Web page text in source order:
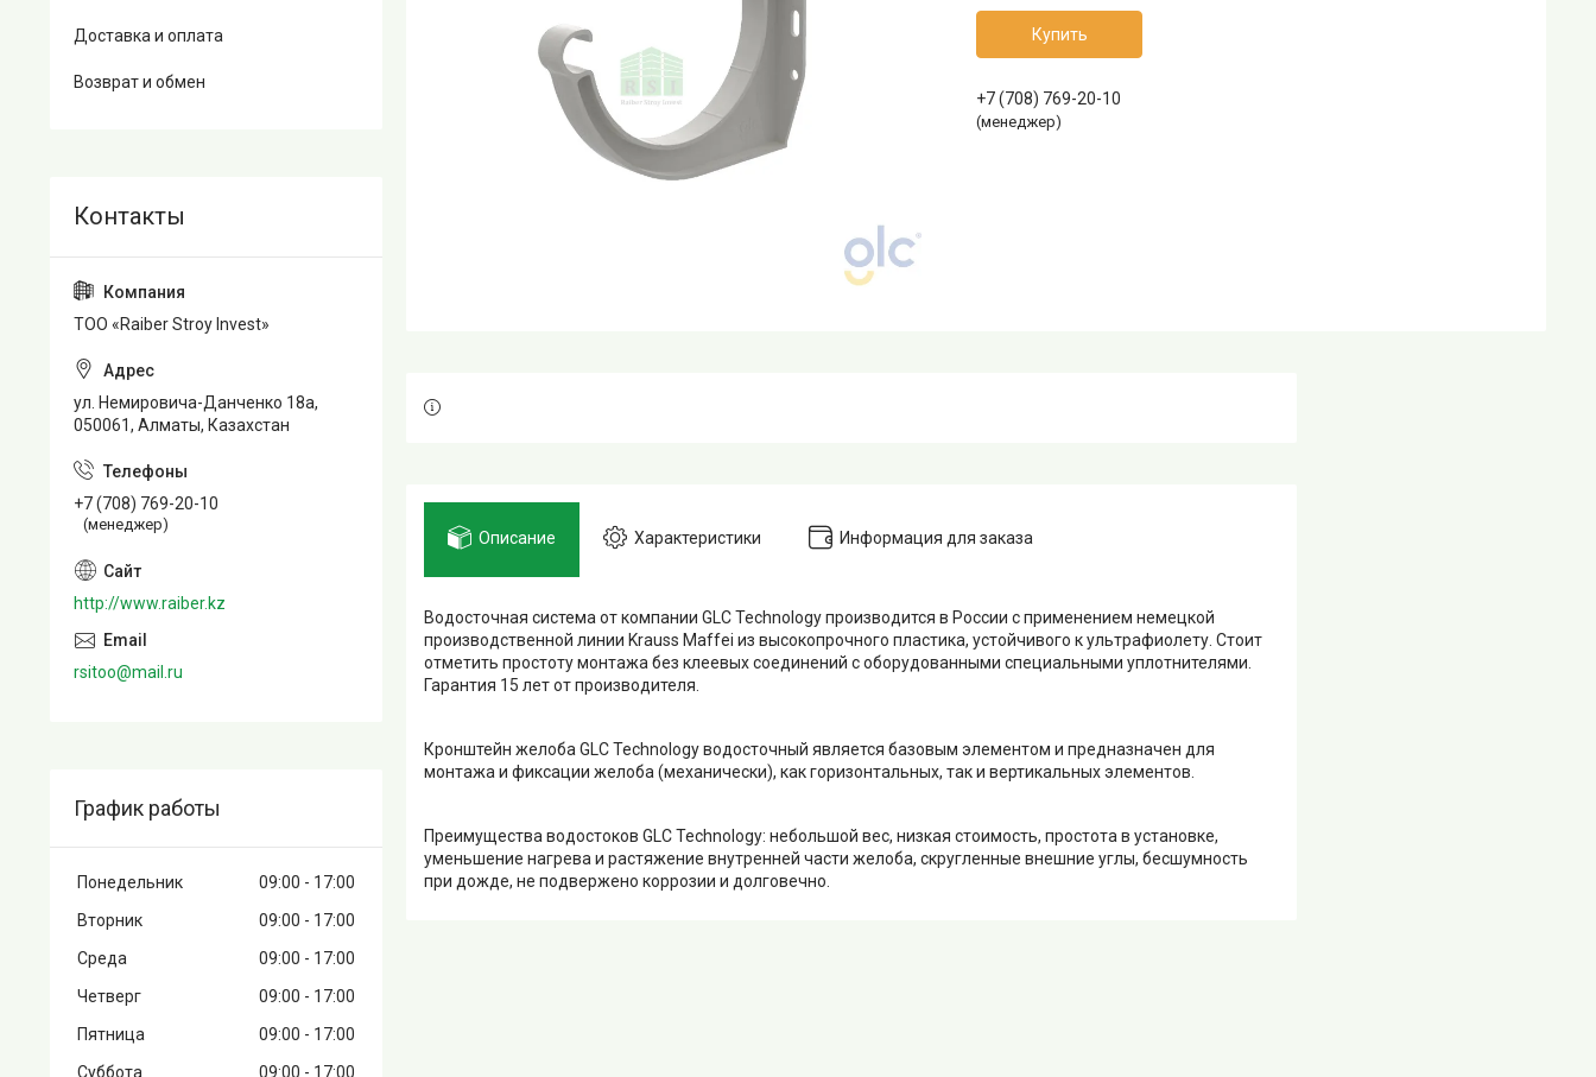
Купить
+7 (708) 769-20-10
(менеджер)
Описание Характеристики Информация для заказа
Водосточная система от компании GLC Technology производится в России с применением немецкой
производственной линии Krauss Maffei из высокопрочного пластика, устойчивого к ультрафиолету. Стоит
отметить простоту монтажа без клеевых соединений с оборудованными специальными уплотнителями.
Гарантия 15 лет от производителя.
Кронштейн желоба GLC Technology водосточный является базовым элементом и предназначен для
монтажа и фиксации желоба (механически), как горизонтальных, так и вертикальных элементов.
Преимущества водостоков GLC Technology: небольшой вес, низкая стоимость, простота в установке,
уменьшение нагрева и растяжение внутренней части желоба, скругленные внешние углы, бесшумность
при дожде, не подвержено коррозии и долговечно.
Доставка и оплата
Возврат и обмен
TOO «Raiber Stroy Invest»
ул. Немировича-Данченко 18а,
050061, Алматы, Казахстан
+7 (708) 769-20-10
(менеджер)
http://www.raiber.kz
rsitoo@mail.ru
График работы
Понедельник 09:00
17:00
Вторник
09:00
17:00
Среда
09:00
17:00
Четверг
09:00
17:00
Пятница
09:00
17:00
Суббота
09:00 17:00